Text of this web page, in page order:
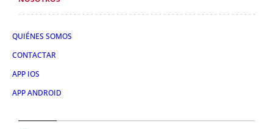
QUIÉNES SOMOS
CONTACTAR
APP IOS
APP ANDROID